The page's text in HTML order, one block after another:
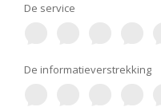
De service
De informatieverstrekking